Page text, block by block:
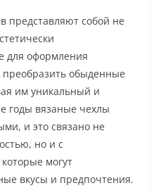
представляют собой не
для оформления
обыденные
им уникальный и
годы вязаные чехлы
и это связано не
но и с
могут
вкусы и предпочтения.